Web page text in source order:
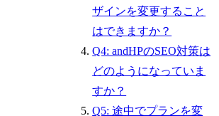
ザインを変更すること
はできますか？
Q4: andHPのSEO対策は
どのようになっていま
すか？
Q5: 途中でプランを変